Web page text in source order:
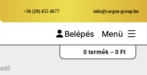
+36 (20) 455 4677 info@yargen-group.hu
Belépés Menü
0 termék – 0 Ft